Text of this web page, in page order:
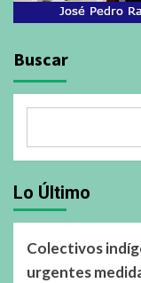
Buscar
Lo Último
Colectivos
urgentes